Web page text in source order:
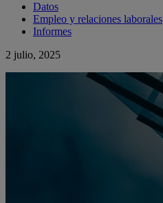
Datos
Empleo y relaciones laborales
Informes
2 julio, 2025